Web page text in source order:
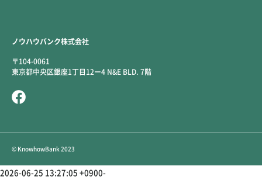
ノウハウバンク株式会社
〒104-0061
東京都中央区銀座1丁目12ー4 N&E BLD. 7階
© KnowhowBank 2023
2026-06-25 13:27:05 +0900-